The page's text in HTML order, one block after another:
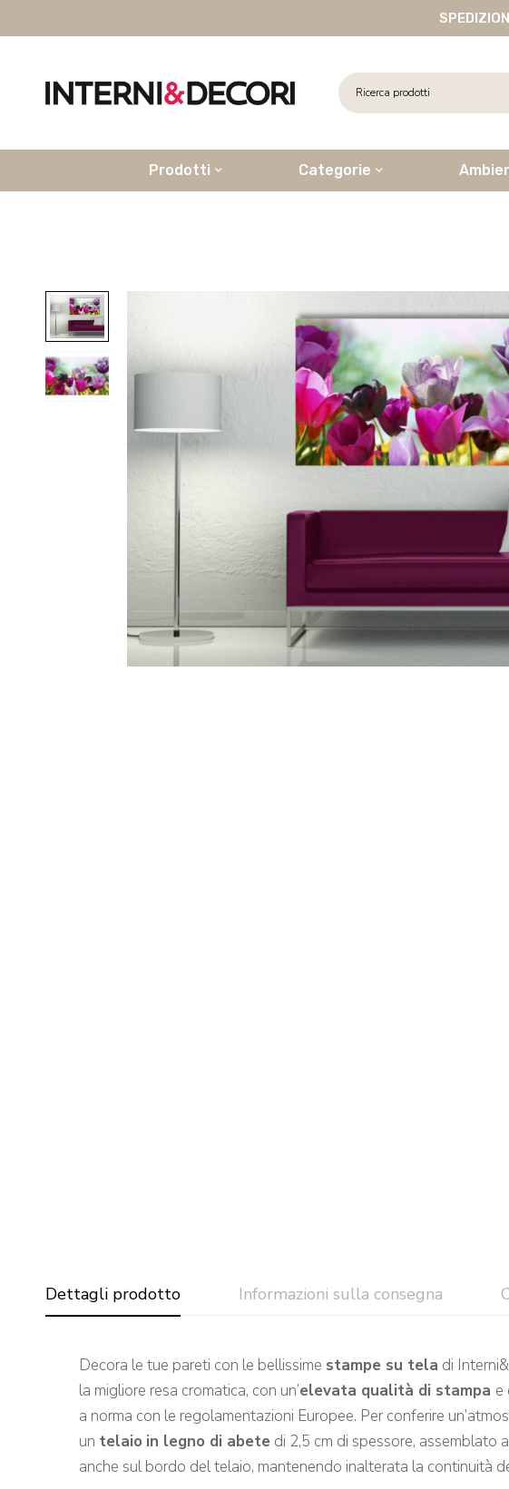
Prodotti Categorie
Dettagli prodotto Informazioni sulla consegna
Decora le tue pareti con le bellissime stampe su tela di
la migliore resa cromatica, con un’elevata qualità di stampa e
a norma con le regolamentazioni Europee. Per conferire
un telaio in legno di abete di 2,5 cm di spessore, assemblato
anche sul bordo del telaio, mantenendo inalterata la continuità